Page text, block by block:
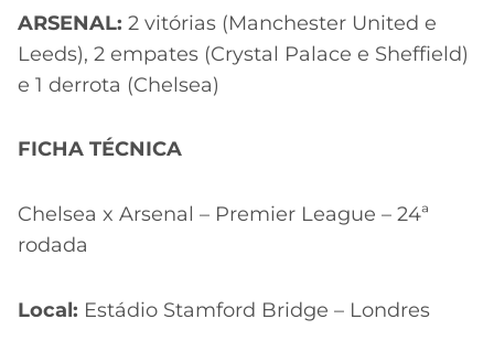
ARSENAL: 2 vitórias (Manchester United e
Leeds), 2 empates (Crystal Palace e Sheffield)
e 1 derrota (Chelsea)
FICHA TÉCNICA
Chelsea x Arsenal – Premier League – 24ª
rodada
Local: Estádio Stamford Bridge – Londres